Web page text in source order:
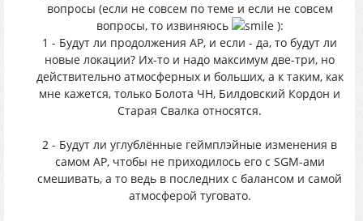
вопросы (если не совсем по теме и если не совсем
вопросы, то извиняюсь
):
1 - Будут ли продолжения AP, и если - да, то будут ли
новые локации? Их-то и надо максимум две-три, но
действительно атмосферных и больших, а к таким, как
мне кажется, только Болота ЧН, Билдовский Кордон и
Старая Свалка относятся.
2 - Будут ли углублённые геймплэйные изменения в
самом AP, чтобы не приходилось его с SGM-ами
смешивать, а то ведь в последних с балансом и самой
атмосферой туговато.